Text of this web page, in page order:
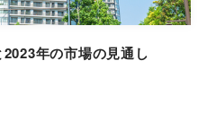
年の市場の見通し